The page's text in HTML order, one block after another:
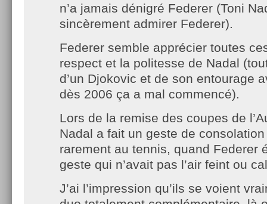
n’a jamais dénigré Federer (Toni
sincèrement admirer Federer).
Federer semble apprécier toutes
respect et la politesse de Nadal
d’un Djokovic et de son entourage
dès 2006 ça a mal commencé).
Lors de la remise des coupes de
Nadal a fait un geste de consolation
rarement au tennis, quand Federer
geste qui n’avait pas l’air feint ou
J’ai l’impression qu’ils se voient